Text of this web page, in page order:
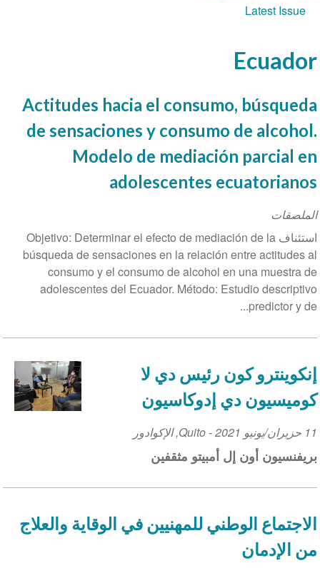
Ecuador
Actitudes hacia el consumo, búsqueda
de sensaciones y consumo de alcohol.
Modelo de mediación parcial en
adolescentes ecuatorianos
الملصقات
استئناف Objetivo: Determinar el efecto de mediación de la
búsqueda de sensaciones en la relación entre actitudes al
consumo y el consumo de alcohol en una muestra de
adolescentes del Ecuador. Método: Estudio descriptivo
predictor y de...
إنكوينترو كون رئيس دي لا
كوميسيون دي إدوكاسيون
Event
Date
11 حزيران/يونيو 2021 -
Quito
,الإكوادور
بريفنسيون أون إل أمبيتو مثقفين
الاجتماع الوطني للمهنيين في الوقاية والعلاج
من الإدمان
Latest Issue